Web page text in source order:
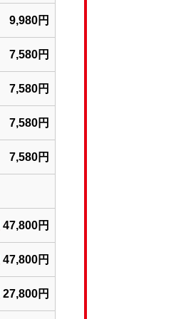
9,980円
7,580円
7,580円
7,580円
7,580円
47,800円
47,800円
27,800円